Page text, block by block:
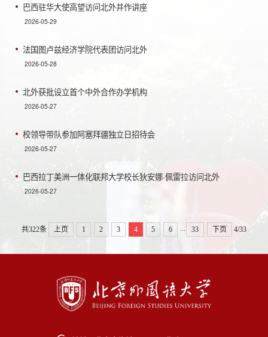
巴西驻华大使高望访问北外并作讲座
2026-05-29
法国图卢兹经济学院代表团访问北外
2026-05-28
北外获批设立首个中外合作办学机构
2026-05-27
校领导带队参加阿塞拜疆独立日招待会
2026-05-27
巴西拉丁美洲一体化联邦大学校长狄安娜·佩雷拉访问北外
2026-05-27
共322条 上页 1 2 3 4 5 6 ... 33 下页 4/33